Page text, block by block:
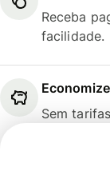
Receba
facilidade.
Sem